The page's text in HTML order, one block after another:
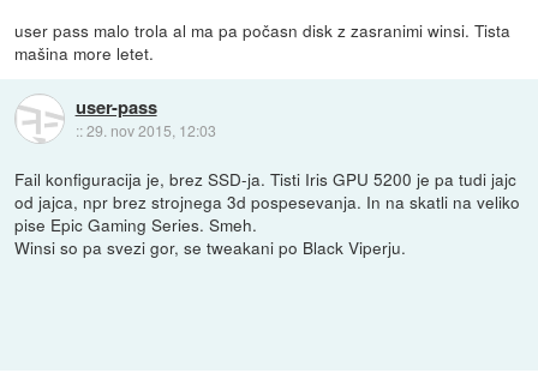
user pass malo trola al ma pa počasn disk z zasranimi winsi. Tista
mašina more letet.
user-pass
::29. nov 2015, 12:03
Fail konfiguracija je, brez SSD-ja. Tisti Iris GPU 5200 je pa tudi jajc
od jajca, npr brez strojnega 3d pospesevanja. In na skatli na veliko
pise Epic Gaming Series. Smeh.
Winsi so pa svezi gor, se tweakani po Black Viperju.